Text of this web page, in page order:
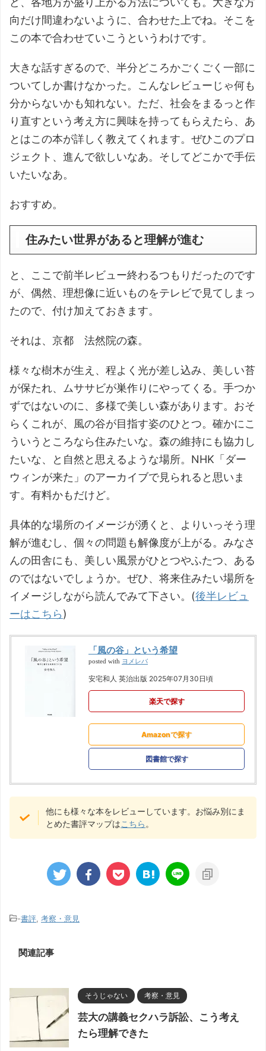
向だけ間違わないように、合わせた上でね。そこを
この本で合わせていこうというわけです。
大きな話すぎるので、半分どころかごくごく一部に
ついてしか書けなかった。こんなレビューじゃ何も
分からないかも知れない。ただ、社会をまるっと作
り直すという考え方に興味を持ってもらえたら、あ
とはこの本が詳しく教えてくれます。ぜひこのプロ
ジェクト、進んで欲しいなあ。そしてどこかで手伝
いたいなあ。
おすすめ。
住みたい世界があると理解が進む
と、ここで前半レビュー終わるつもりだったのです
が、偶然、理想像に近いものをテレビで見てしまっ
たので、付け加えておきます。
それは、京都 法然院の森。
様々な樹木が生え、程よく光が差し込み、美しい苔
が保たれ、ムササビが巣作りにやってくる。手つか
ずではないのに、多様で美しい森があります。おそ
らくこれが、風の谷が目指す姿のひとつ。確かにこ
ういうところなら住みたいな。森の維持にも協力し
たいな、と自然と思えるような場所。NHK「ダー
ウィンが来た」のアーカイブで見られると思いま
す。有料かもだけど。
具体的な場所のイメージが湧くと、よりいっそう理
解が進むし、個々の問題も解像度が上がる。みなさ
んの田舎にも、美しい風景がひとつやふたつ、ある
のではないでしょうか。ぜひ、将来住みたい場所を
イメージしながら読んでみて下さい。(後半レビュ
ーはこちら)
「風の谷」という希望
posted with ヨメレバ
安宅和人 英治出版 2025年07月30日頃
楽天で探す
Amazonで探す
図書館で探す
他にも様々な本をレビューしています。お悩み別にま
とめた書評マップはこちら 。
-書評 考察・意見
関連記事
そうじゃない 考察・意見
芸大の講義セクハラ訴訟、こう考え
たら理解できた